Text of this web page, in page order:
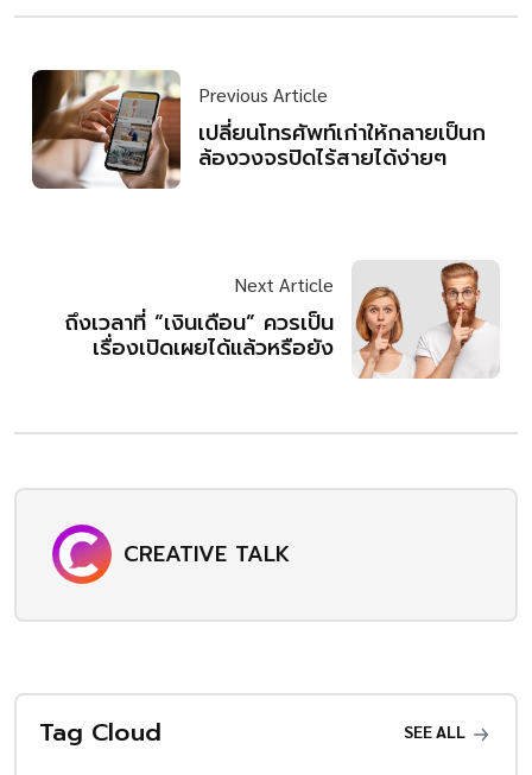
Previous Article
เปลี่ยนโทรศัพท์เก่าให้กลายเป็นก
ล้องวงจรปิดไร้สายได้ง่ายๆ
Next Article
ถึงเวลาที่ “เงินเดือน” ควรเป็น
เรื่องเปิดเผยได้แล้วหรือยัง
CREATIVE TALK
Tag Cloud SEE ALL